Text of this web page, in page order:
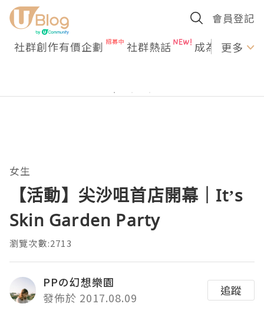
會員登記
社群創作有價企劃 社群熱話 成為U更多
女生
【活動】尖沙咀首店開幕｜It’s
Skin Garden Party
瀏覽次數:2713
PPの幻想樂園
發佈於 2017.08.09
追蹤